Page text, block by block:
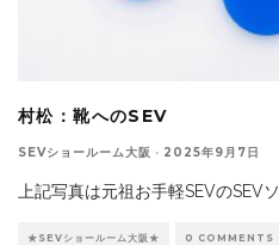
村松：靴へのSEV
SEVショールーム大阪 · 2025年9月7日
上記写真は元祖お手軽SEVのSEVソ
★SEVショールーム大阪★ 0 COMMENTS